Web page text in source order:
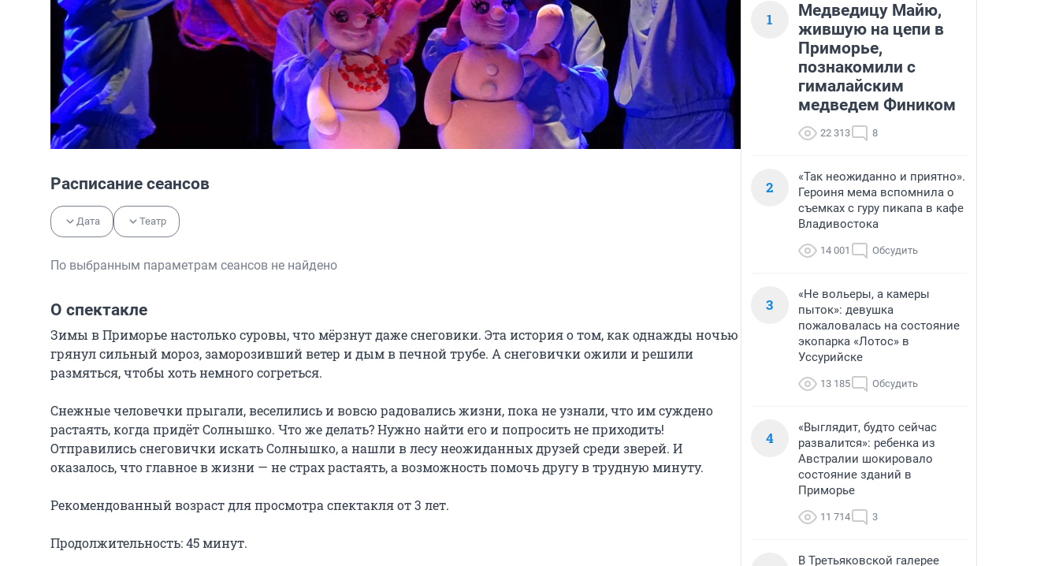
Расписание сеансов
Дата Театр
По выбранным параметрам сеансов не найдено
О спектакле
Зимы в Приморье настолько суровы, что мёрзнут даже снеговики. Эта история о том, как однажды ночью
грянул сильный мороз, заморозивший ветер и дым в печной трубе. А снеговички ожили и решили
размяться, чтобы хоть немного согреться.
Снежные человечки прыгали, веселились и вовсю радовались жизни, пока не узнали, что им суждено
растаять, когда придёт Солнышко. Что же делать? Нужно найти его и попросить не приходить!
Отправились снеговички искать Солнышко, а нашли в лесу неожиданных друзей среди зверей. И
оказалось, что главное в жизни — не страх растаять, а возможность помочь другу в трудную минуту.
Рекомендованный возраст для просмотра спектакля от 3 лет.
Продолжительность: 45 минут.
1
Медведицу Майю,
жившую на цепи в
Приморье,
познакомили с
гималайским
медведем Фиником
22 313 8
2
«Так неожиданно и приятно».
Героиня мема вспомнила о
съемках с гуру пикапа в кафе
Владивостока
14 001 Обсудить
3
«Не вольеры, а камеры
пыток»: девушка
пожаловалась на состояние
экопарка «Лотос» в
Уссурийске
13 185 Обсудить
4
«Выглядит, будто сейчас
развалится»: ребенка из
Австралии шокировало
состояние зданий в
Приморье
11 714 3
В Третьяковской галерее